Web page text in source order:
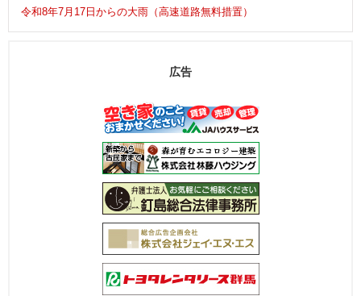
令和8年7月17日からの大雨（高速道路無料措置）
広告